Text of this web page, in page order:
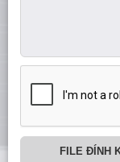
FILE ĐÍNH